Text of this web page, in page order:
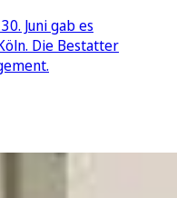
Juni gab es
Die Bestatter